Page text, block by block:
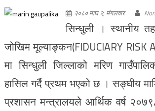
२०८० माघ २, मंगलवार
सिन्धुली । स्थानीय
जोखिम मूल्याङ्कन(FIDUCIARY RISK
मा सिन्धुली जिल्लाको मरिण
हासिल गर्दै प्रथम भएको छ । सङ्घीय
प्रशासन मन्त्रालयले आर्थिक वर्ष